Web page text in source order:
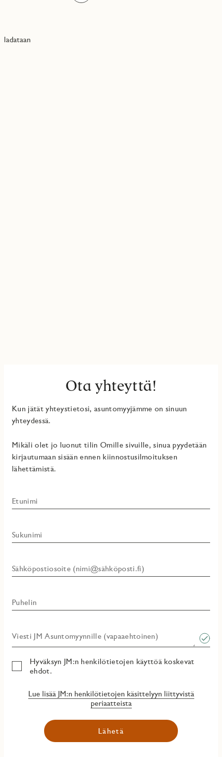
ladataan
Ota yhteyttä!
Kun jätät yhteystietosi, asuntomyyjämme on sinuun
yhteydessä.
Mikäli olet jo luonut tilin Omille sivuille, sinua pyydetään
kirjautumaan sisään ennen kiinnostusilmoituksen
lähettämistä.
Etunimi
Sukunimi
Sähköpostiosoite (nimi@sähköposti.fi)
Puhelin
Viesti JM Asuntomyynnille (vapaaehtoinen)​
Hyväksyn JM:n henkilötietojen käyttöä koskevat
ehdot.
Lue lisää JM:n henkilötietojen käsittelyyn liittyvistä
periaatteista
Lähetä